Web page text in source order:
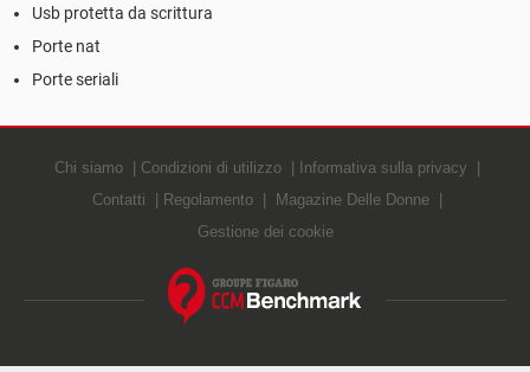
Usb protetta da scrittura
Porte nat
Porte seriali
Chi siamo Condizioni di utilizzo
Informativa sulla privacy
Contatti
Regolamento
Magazine Delle Donne
Gestione dei cookie